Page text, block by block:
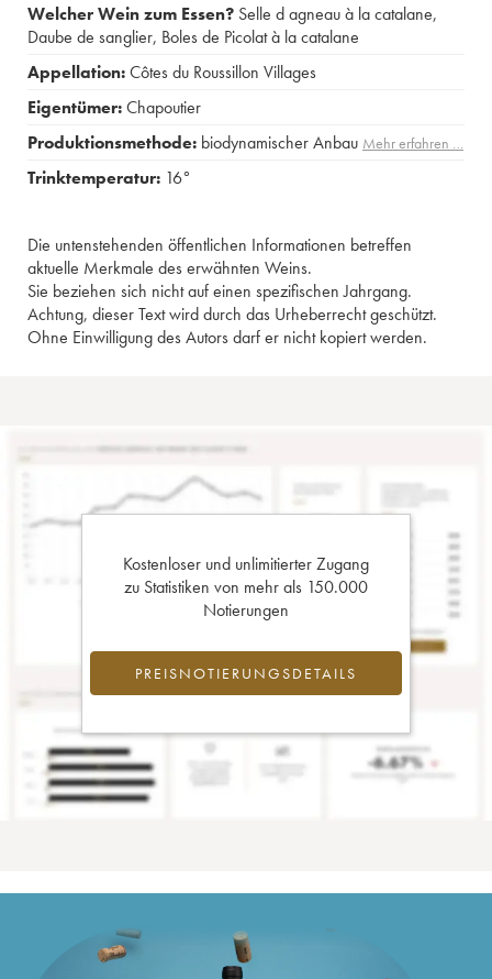
Welcher Wein zum Essen? Selle d agneau à la catalane,
Daube de sanglier, Boles de Picolat à la catalane
Appellation:Côtes du Roussillon Villages
Eigentümer:Chapoutier
Produktionsmethode: biodynamischer Anbau Mehr erfahren …
Trinktemperatur: 16°
Die untenstehenden öffentlichen Informationen betreffen
aktuelle Merkmale des erwähnten Weins.
Sie beziehen sich nicht auf einen spezifischen Jahrgang.
Achtung, dieser Text wird durch das Urheberrecht geschützt.
Ohne Einwilligung des Autors darf er nicht kopiert werden.
Kostenloser und unlimitierter Zugang
zu Statistiken von mehr als 150.000
Notierungen
PREISNOTIERUNGSDETAILS